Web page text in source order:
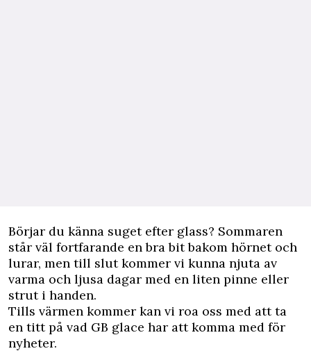
Börjar du känna suget efter glass? Sommaren
står väl fortfarande en bra bit bakom hörnet och
lurar, men till slut kommer vi kunna njuta av
varma och ljusa dagar med en liten pinne eller
strut i handen.
Tills värmen kommer kan vi roa oss med att ta
en titt på vad GB glace har att komma med för
nyheter.